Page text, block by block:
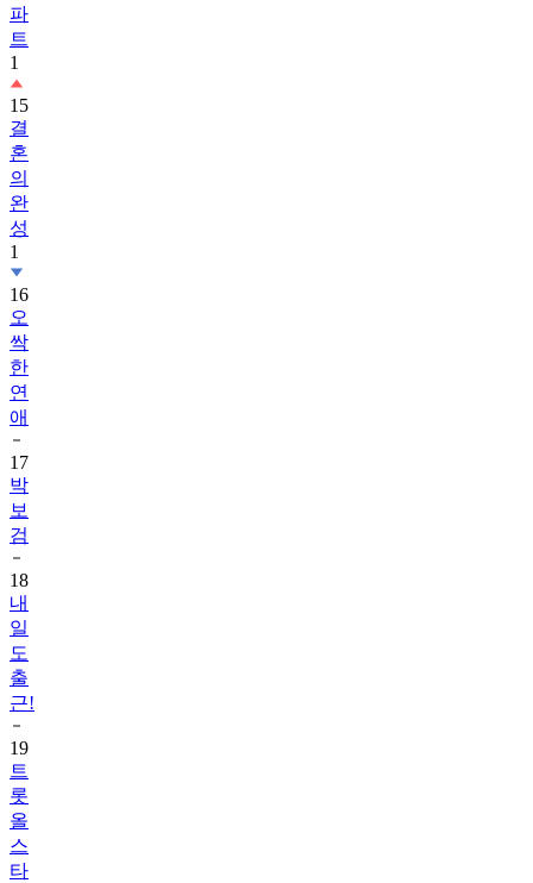
파
트
1
15
결
혼
의
완
성
1
16
오
싹
한
연
애
17
박
보
검
18
내
일
도
출
근!
19
트
롯
올
스
타